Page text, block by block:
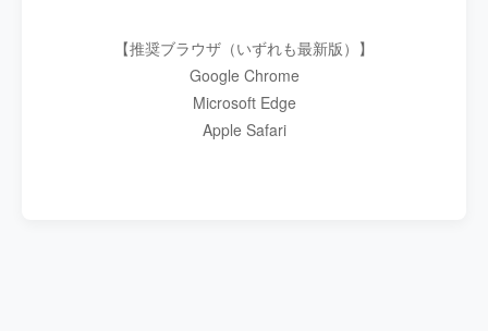
【推奨ブラウザ（いずれも最新版）】
Google Chrome
Microsoft Edge
Apple Safari